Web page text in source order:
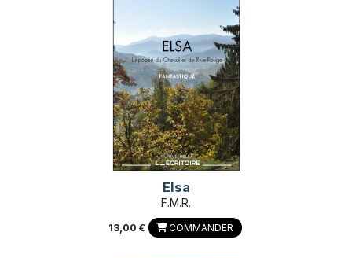
Elsa
F.M.R.
13,00 € COMMANDER